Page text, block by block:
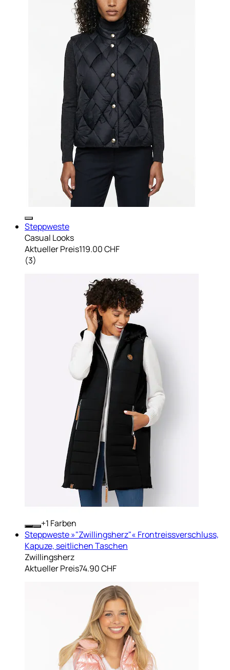
Steppweste
Casual Looks
Aktueller Preis119.00 CHF
(3)
+ Farben
Steppweste »"Zwillingsherz"« Frontreissverschluss,
Kapuze, seitlichen Taschen
Zwillingsherz
Aktueller Preis74.90 CHF